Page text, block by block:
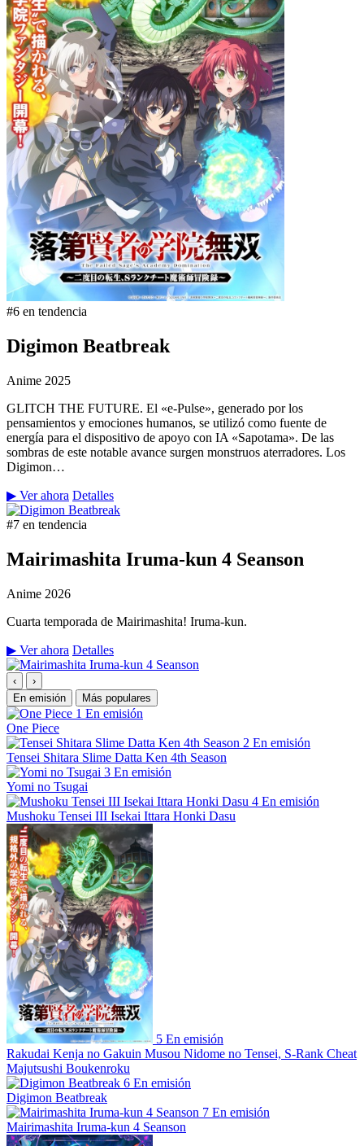
#6 en tendencia
Digimon Beatbreak
Anime 2025
GLITCH THE FUTURE. El «e-Pulse», generado por los
pensamientos y emociones humanos, se utilizó como fuente de
energía para el dispositivo de apoyo con IA «Sapotama». De las
sombras de este notable avance surgen monstruos aterradores. Los
Digimon…
▶ Ver ahora Detalles
#7 en tendencia
Mairimashita Iruma-kun 4 Seanson
Anime 2026
Cuarta temporada de Mairimashita! Iruma-kun.
▶ Ver ahora Detalles
‹
›
En emisión
Más populares
1 En emisión
One Piece
2 En emisión
Tensei Shitara Slime Datta Ken 4th Season
3 En emisión
Yomi no Tsugai
4 En emisión
Mushoku Tensei III Isekai Ittara Honki Dasu
5 En emisión
Rakudai Kenja no Gakuin Musou Nidome no Tensei, S-Rank Cheat
Majutsushi Boukenroku
6 En emisión
Digimon Beatbreak
7 En emisión
Mairimashita Iruma-kun 4 Seanson